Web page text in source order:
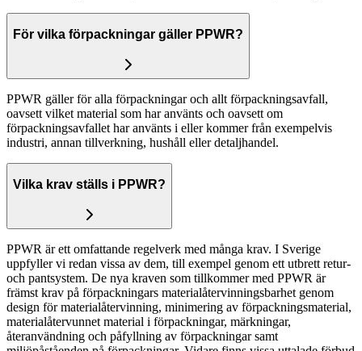
För vilka förpackningar gäller PPWR?
PPWR gäller för alla förpackningar och allt förpackningsavfall,
oavsett vilket material som har använts och oavsett om
förpackningsavfallet har använts i eller kommer från exempelvis
industri, annan tillverkning, hushåll eller detaljhandel.
Vilka krav ställs i PPWR?
PPWR är ett omfattande regelverk med många krav. I Sverige
uppfyller vi redan vissa av dem, till exempel genom ett utbrett retur-
och pantsystem. De nya kraven som tillkommer med PPWR är
främst krav på förpackningars materialåtervinningsbarhet genom
design för materialåtervinning, minimering av förpackningsmaterial,
materialåtervunnet material i förpackningar, märkningar,
återanvändning och påfyllning av förpackningar samt